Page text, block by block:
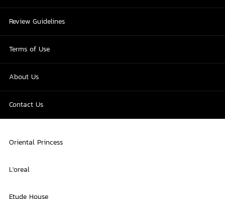
Review Guidelines
Terms of Use
About Us
Contact Us
Oriental Princess
L'oreal
Etude House